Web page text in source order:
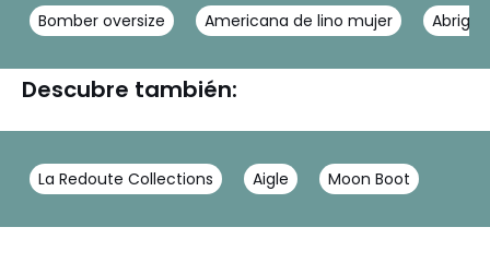
Bomber oversize Americana de lino mujer Abrigo
Descubre también:
La Redoute Collections Aigle Moon Boot